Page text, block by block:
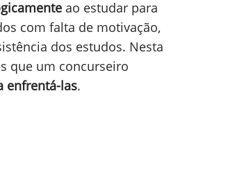
ao estudar para
com falta de motivação,
dos estudos. Nesta
que um concurseiro
enfrentá-las.